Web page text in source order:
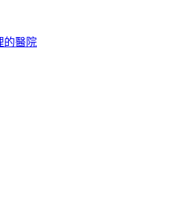
的醫院